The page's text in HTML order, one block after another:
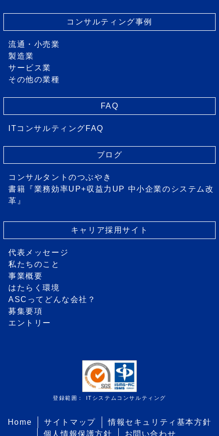
コンサルティング事例
流通・小売業
製造業
サービス業
その他の業種
FAQ
ITコンサルティングFAQ
ブログ
コンサルタントのつぶやき
書籍『業務効率UP+収益力UP 中小企業のシステム改
革』
キャリア採用サイト
代表メッセージ
私たちのこと
事業概要
はたらく環境
ASCってどんな会社？
募集要項
エントリー
登録範囲： ITシステムコンサルティング
Home サイトマップ
情報セキュリティ基本方針
個人情報保護方針
お問い合わせ